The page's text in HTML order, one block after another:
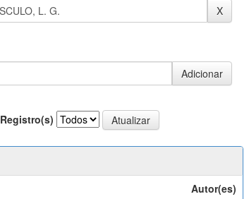
Registro(s)
Autor(es)